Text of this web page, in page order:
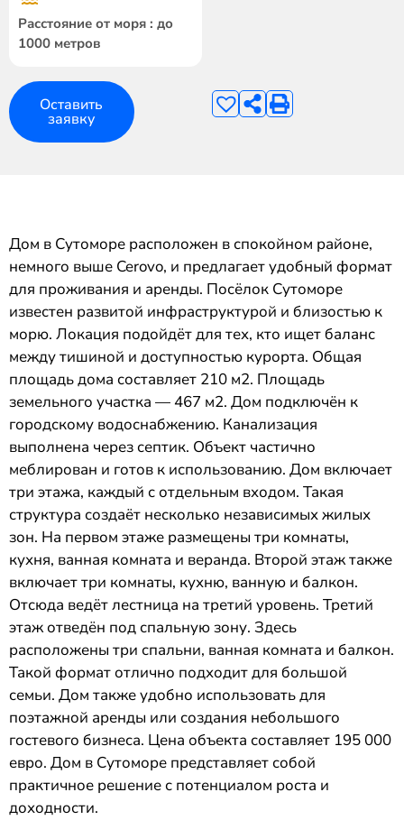
Расстояние от моря : до
1000 метров
Оставить
заявку
Дом в Сутоморе расположен в спокойном районе,
немного выше Cerovo, и предлагает удобный формат
для проживания и аренды. Посёлок Сутоморе
известен развитой инфраструктурой и близостью к
морю. Локация подойдёт для тех, кто ищет баланс
между тишиной и доступностью курорта. Общая
площадь дома составляет 210 м2. Площадь
земельного участка — 467 м2. Дом подключён к
городскому водоснабжению. Канализация
выполнена через септик. Объект частично
меблирован и готов к использованию. Дом включает
три этажа, каждый с отдельным входом. Такая
структура создаёт несколько независимых жилых
зон. На первом этаже размещены три комнаты,
кухня, ванная комната и веранда. Второй этаж также
включает три комнаты, кухню, ванную и балкон.
Отсюда ведёт лестница на третий уровень. Третий
этаж отведён под спальную зону. Здесь
расположены три спальни, ванная комната и балкон.
Такой формат отлично подходит для большой
семьи. Дом также удобно использовать для
поэтажной аренды или создания небольшого
гостевого бизнеса. Цена объекта составляет 195 000
евро. Дом в Сутоморе представляет собой
практичное решение с потенциалом роста и
доходности.